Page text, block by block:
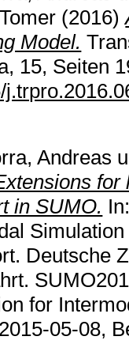
(2016)
Model.
15, Seiten
Andreas
for
in SUMO.
Deutsche
for
05-08,